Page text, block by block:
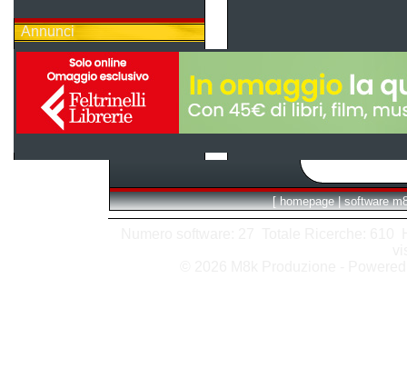
Annunci
[ homepage | software